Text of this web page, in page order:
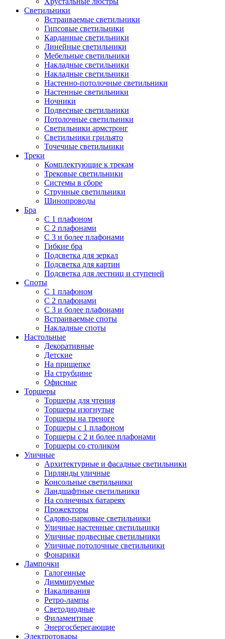
Светильники
Встраиваемые светильники
Гипсовые светильники
Карданные светильники
Линейные светильники
Мебельные светильники
Накладные светильники
Накладные светильники
Настенно-потолочные светильники
Настенные светильники
Ночники
Подвесные светильники
Потолочные светильники
Светильники армстронг
Светильники грильято
Точечные светильники
Треки
Комплектующие к трекам
Трековые светильники
Системы в сборе
Струнные светильники
Шинопроводы
Бра
С 1 плафоном
С 2 плафонами
С 3 и более плафонами
Гибкие бра
Подсветка для зеркал
Подсветка для картин
Подсветка для лестниц и ступеней
Споты
С 1 плафоном
С 2 плафонами
С 3 и более плафонами
Встраиваемые споты
Накладные споты
Настольные
Декоративные
Детские
На прищепке
На струбцине
Офисные
Торшеры
Торшеры для чтения
Торшеры изогнутые
Торшеры на треноге
Торшеры с 1 плафоном
Торшеры с 2 и более плафонами
Торшеры со столиком
Уличные
Архитектурные и фасадные светильники
Гирлянды уличные
Консольные светильники
Ландшафтные светильники
На солнечных батареях
Прожекторы
Садово-парковые светильники
Уличные настенные светильники
Уличные подвесные светильники
Уличные потолочные светильники
Фонарики
Лампочки
Галогенные
Диммируемые
Накаливания
Ретро-лампы
Светодиодные
Филаментные
Энергосберегающие
Электротовары